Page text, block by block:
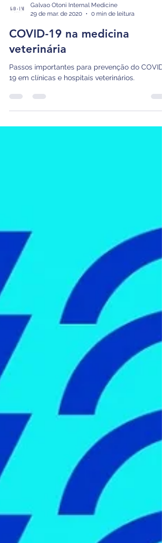
29 de mar. de 2020
0 min de leitura
COVID-19 na medicina
veterinária
19 em clínicas e hospitais veterinários.